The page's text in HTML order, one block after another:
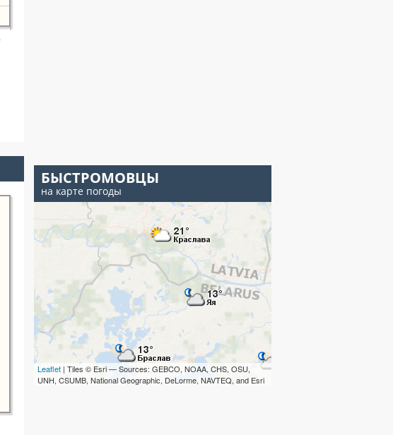
БЫСТРОМОВЦЫ
на карте погоды
Leaflet | Tiles © Esri — Sources: GEBCO, NOAA, CHS, OSU,
UNH, CSUMB, National Geographic, DeLorme, NAVTEQ, and Esri